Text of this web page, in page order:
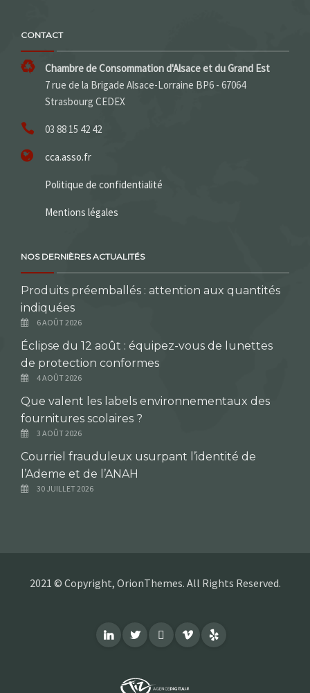
CONTACT
Chambre de Consommation d'Alsace et du Grand Est
7 rue de la Brigade Alsace-Lorraine BP6 - 67064
Strasbourg CEDEX
03 88 15 42 42
cca.asso.fr
Politique de confidentialité
Mentions légales
NOS DERNIÈRES ACTUALITÉS
Produits préemballés : attention aux quantités
indiquées
6 AOÛT 2026
Éclipse du 12 août : équipez-vous de lunettes
de protection conformes
4 AOÛT 2026
Que valent les labels environnementaux des
fournitures scolaires ?
3 AOÛT 2026
Courriel frauduleux usurpant l’identité de
l’Ademe et de l’ANAH
30 JUILLET 2026
2021 © Copyright, OrionThemes. All Rights Reserved.